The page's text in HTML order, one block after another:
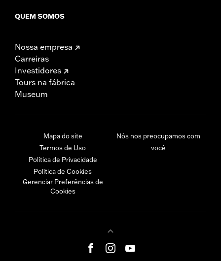
QUEM SOMOS
Nossa empresa
Carreiras
Investidores
Tours na fábrica
Museum
Mapa do site
Termos de Uso
Política de Privacidade
Política de Cookies
Gerenciar Preferências de
Cookies
Nós nos preocupamos com
você